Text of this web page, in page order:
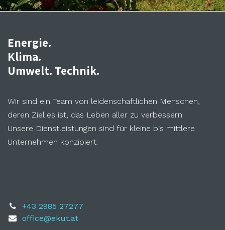
Energie.
Klima.
Umwelt. Technik.
Wir sind ein Team von leidenschaftlichen Menschen,
deren Ziel es ist, das Leben aller zu verbessern.
Unsere Dienstleistungen sind für kleine bis mittlere
Unternehmen konzipiert.
+43 2985 27277
office@ekut.at